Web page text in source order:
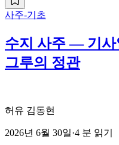
사주-기초
수지 사주 — 기사
그루의 정관
허유 김동현
2026년 6월 30일·4 분 읽기